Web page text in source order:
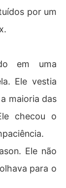
por um
em uma
Ele vestia
maioria das
checou o
Ele não
para o